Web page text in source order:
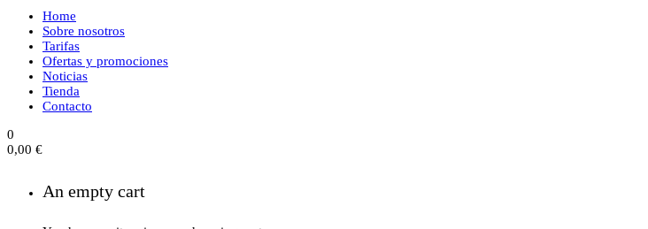
Home
Sobre nosotros
Tarifas
Ofertas y promociones
Noticias
Tienda
Contacto
0
0,00 €
An empty cart